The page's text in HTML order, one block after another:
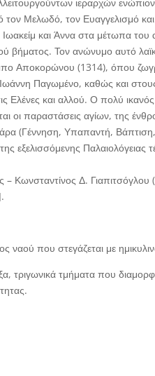
ιεραρχών
τον Μελωδό, τον Ευαγγελισμό
και Άννα στα μέτωπα του
βήματος. Τον ανώνυμο αυτό
Αποκορώνου (1314), όπου
Παγωμένο, καθώς και
Ελένες και αλλού. Ο πολύ
οι παραστάσεις αγίων, της
(Γέννηση, Υπαπαντή,
εξελισσόμενης Παλαιολόγειας
Κωνσταντίνος Δ. Γιαπιτσόγλου
που στεγάζεται με
τριγωνικά τμήματα που